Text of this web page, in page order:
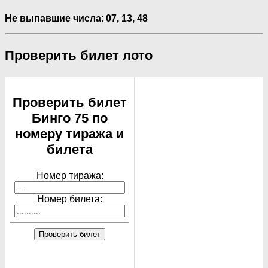
Не выпавшие числа: 07, 13, 48
Проверить билет лото
Проверить билет
Бинго 75 по
номеру тиража и
билета
Номер тиража:
Номер билета:
Проверить билет